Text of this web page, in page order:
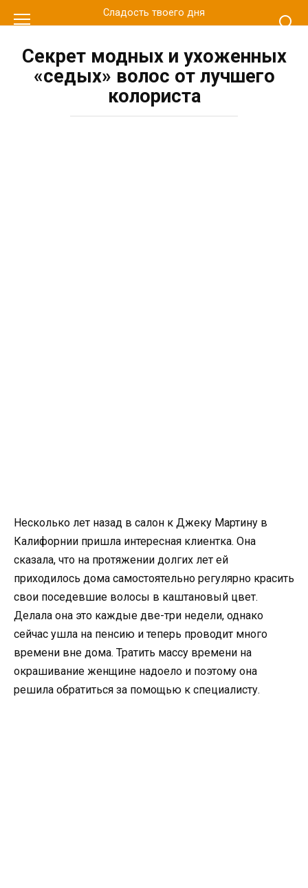
к
Сладость твоего дня
Секрет модных и ухоженных
«седых» волос от лучшего
колориста
Несколько лет назад в салон к Джеку Мартину в
Калифорнии пришла интересная клиентка. Она
сказала, что на протяжении долгих лет ей
приходилось дома самостоятельно регулярно красить
свои поседевшие волосы в каштановый цвет.
Делала она это каждые две-три недели, однако
сейчас ушла на пенсию и теперь проводит много
времени вне дома. Тратить массу времени на
окрашивание женщине надоело и поэтому она
решила обратиться за помощью к специалисту.